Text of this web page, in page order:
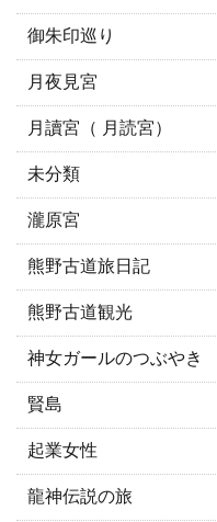
御朱印巡り
月夜見宮
月讀宮（ 月読宮）
未分類
瀧原宮
熊野古道旅日記
熊野古道観光
神女ガールのつぶやき
賢島
起業女性
龍神伝説の旅